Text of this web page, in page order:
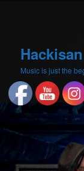
Music is just the